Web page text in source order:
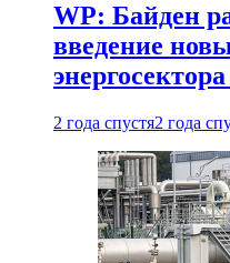
WP: Байден
введение
2 года спустя2 года